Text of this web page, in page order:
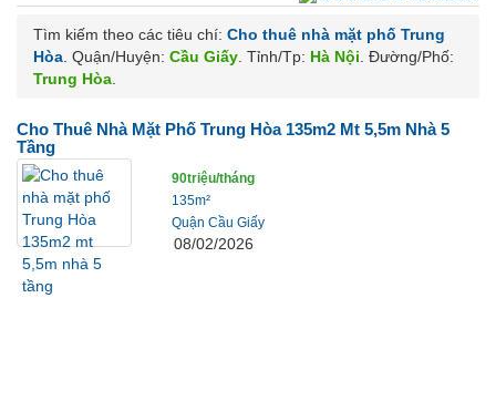
Hà
Nội
Tìm kiếm theo các tiêu chí: Cho thuê nhà mặt phố Trung
Hòa . Quận/Huyện: Cầu Giấy . Tỉnh/Tp: Hà Nội . Đường/Phố:
Trung Hòa
Cho Thuê Nhà Mặt Phố Trung Hòa 135m2 Mt 5,5m Nhà 5
Tầng
90triệu/tháng
135m²
Quận Cầu Giấy
08/02/2026